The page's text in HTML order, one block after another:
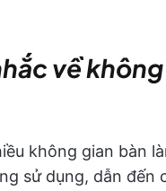
về
không gian bàn
sử dụng, dẫn đến